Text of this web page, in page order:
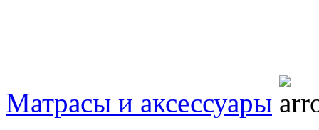
Матрасы и аксессуары